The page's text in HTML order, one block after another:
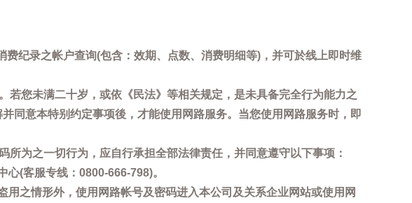
纪录之帐户查询(包含：效期、点数、消费明细等)，并可於线上即时维
您未满二十岁，或依《民法》等相关规定，是未具备完全行为能力之
同意本特别约定事项後，才能使用网路服务。当您使用网路服务时，即
为之一切行为，应自行承担全部法律责任，并同意遵守以下事项：
(客服专线：0800-666-798)。
之情形外，使用网路帐号及密码进入本公司及关系企业网站或使用网